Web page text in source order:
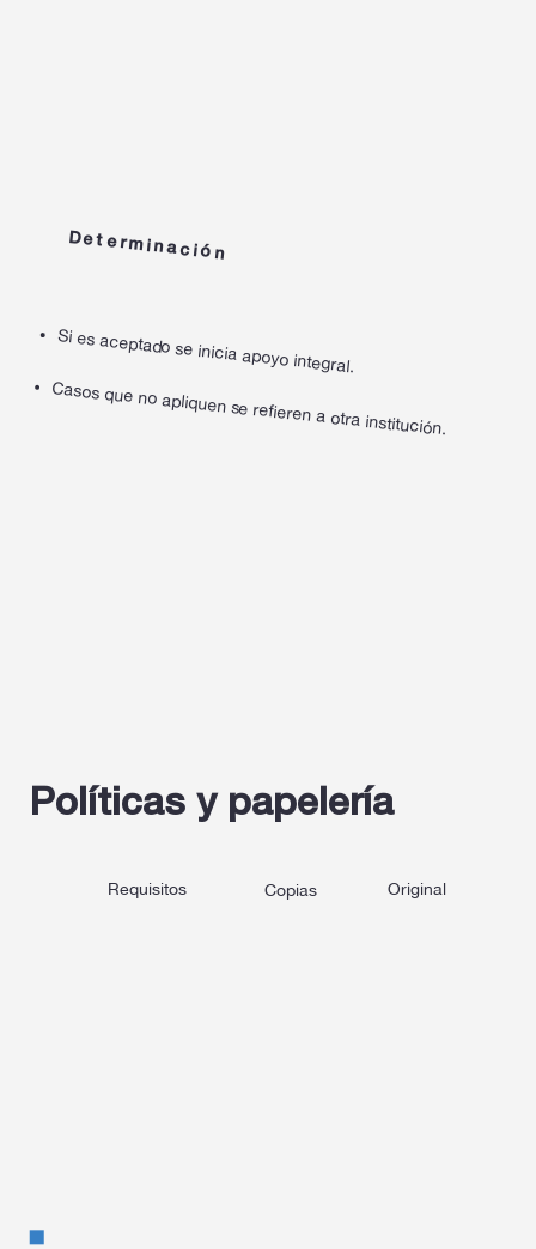
Determinación
Si es aceptado se inicia apoyo integral.
Casos que no apliquen se refieren a otra institución.
Políticas y papelería
Requisitos Copias Original